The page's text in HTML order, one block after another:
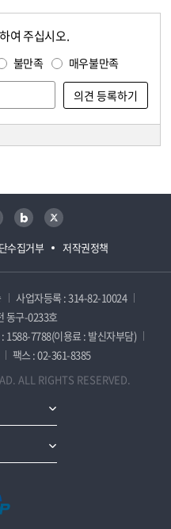
여 주십시오.
불만족 매우불만족
수집거부 저작권정책
블로그 트위터
사업자등록 : 314-82-10024
동구-0233호
1588-7788(이용료 : 발신자부담)
팩스 : 02-361-8385
ALL RIGHTS RESERVED.